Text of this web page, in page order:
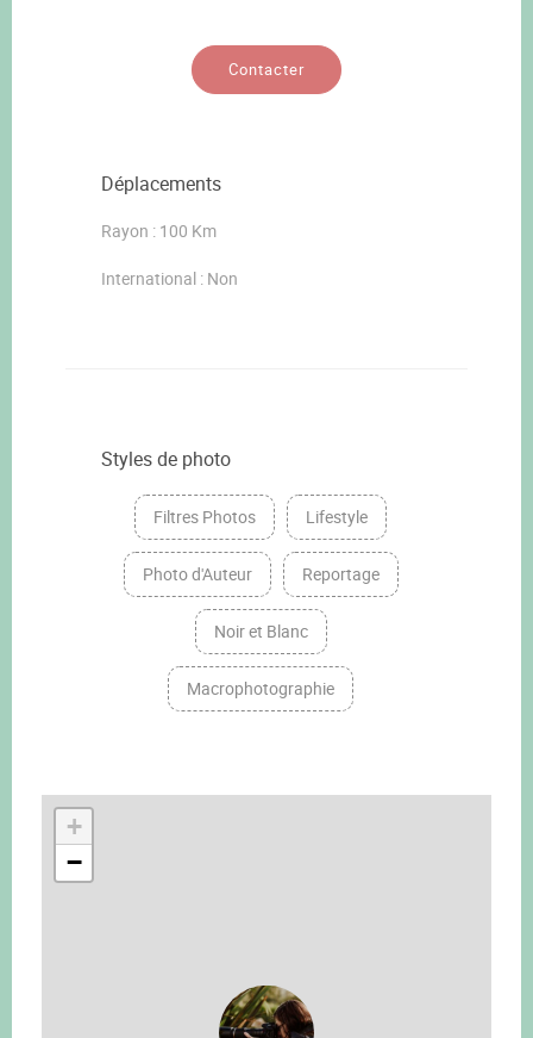
Contacter
Déplacements
Rayon : 100 Km
International : Non
Styles de photo
Filtres Photos Lifestyle
Photo d'Auteur Reportage
Noir et Blanc
Macrophotographie
+
−